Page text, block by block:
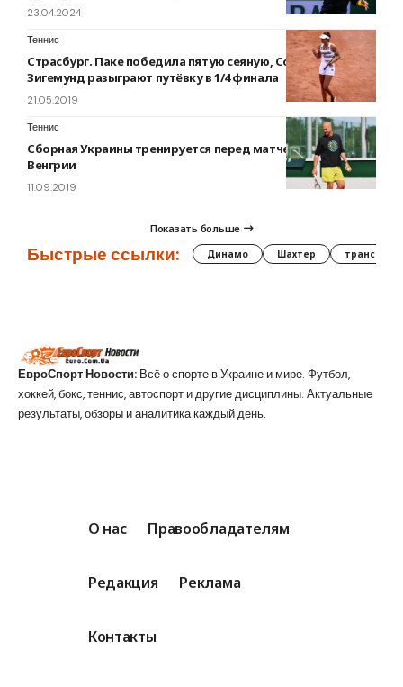
23.04.2024
Теннис
Страсбург. Паке победила пятую сеяную, Соболенко и
Зигемунд разыграют путёвку в 1/4 финала
21.05.2019
Теннис
Сборная Украины тренируется перед матчем с командой
Венгрии
11.09.2019
Показать больше
Быстрые ссылки: Динамо Шахтер трансферы
ЕвроСпорт Новости: Всё о спорте в Украине и мире. Футбол,
хоккей, бокс, теннис, автоспорт и другие дисциплины. Актуальные
результаты, обзоры и аналитика каждый день.
О нас Правообладателям
Редакция Реклама
Контакты